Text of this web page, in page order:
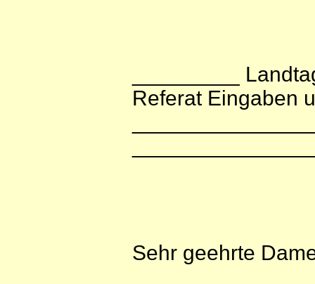
_________
Referat Eingaben
Sehr geehrte